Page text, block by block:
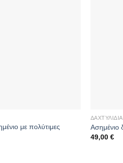
με πολύτιμες
ΔΑΧΤΥΛΊΔΙΑ
Ασημένιο
49,00 €